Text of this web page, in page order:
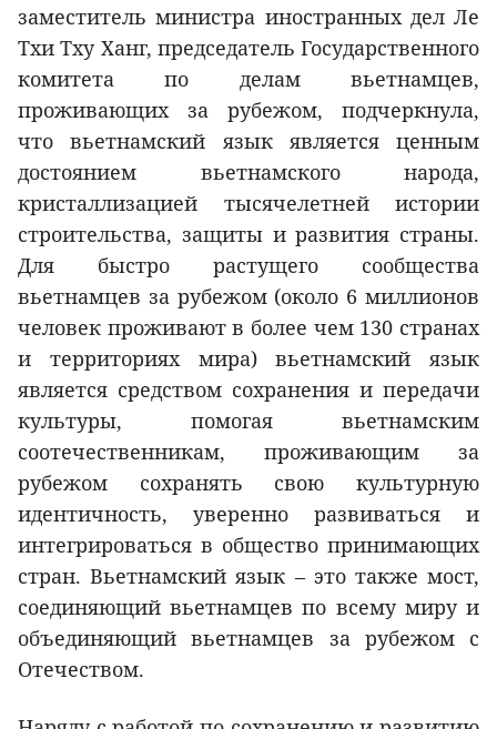
заместитель министра иностранных дел Ле
Тхи Тху Ханг, председатель Государственного
комитета по делам вьетнамцев,
проживающих за рубежом, подчеркнула,
что вьетнамский язык является ценным
достоянием вьетнамского народа,
кристаллизацией тысячелетней истории
строительства, защиты и развития страны.
Для быстро растущего сообщества
вьетнамцев за рубежом (около 6 миллионов
человек проживают в более чем 130 странах
и территориях мира) вьетнамский язык
является средством сохранения и передачи
культуры, помогая вьетнамским
соотечественникам, проживающим за
рубежом сохранять свою культурную
идентичность, уверенно развиваться и
интегрироваться в общество принимающих
стран. Вьетнамский язык – это также мост,
соединяющий вьетнамцев по всему миру и
объединяющий вьетнамцев за рубежом с
Отечеством.